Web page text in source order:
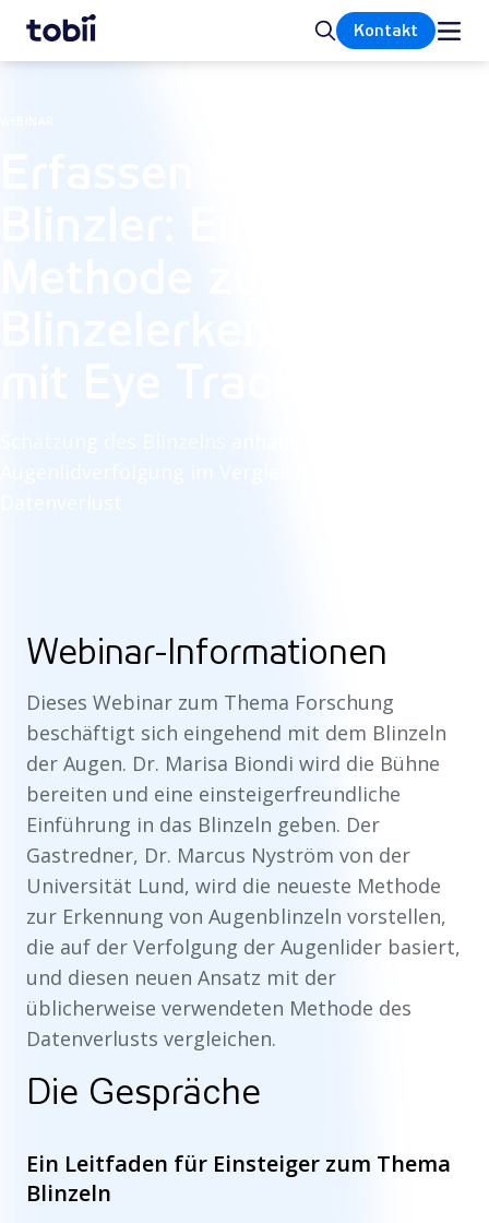
Startseite SucheKontakt
Webinar-Informationen
Dieses Webinar zum Thema Forschung
beschäftigt sich eingehend mit dem Blinzeln
der Augen. Dr. Marisa Biondi wird die Bühne
bereiten und eine einsteigerfreundliche
Einführung in das Blinzeln geben. Der
Gastredner, Dr. Marcus Nyström von der
Universität Lund, wird die neueste Methode
zur Erkennung von Augenblinzeln vorstellen,
die auf der Verfolgung der Augenlider basiert,
und diesen neuen Ansatz mit der
üblicherweise verwendeten Methode des
Datenverlusts vergleichen.
Die Gespräche
Ein Leitfaden für Einsteiger zum Thema
Blinzeln